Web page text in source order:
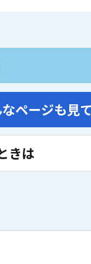
ページも見
きは